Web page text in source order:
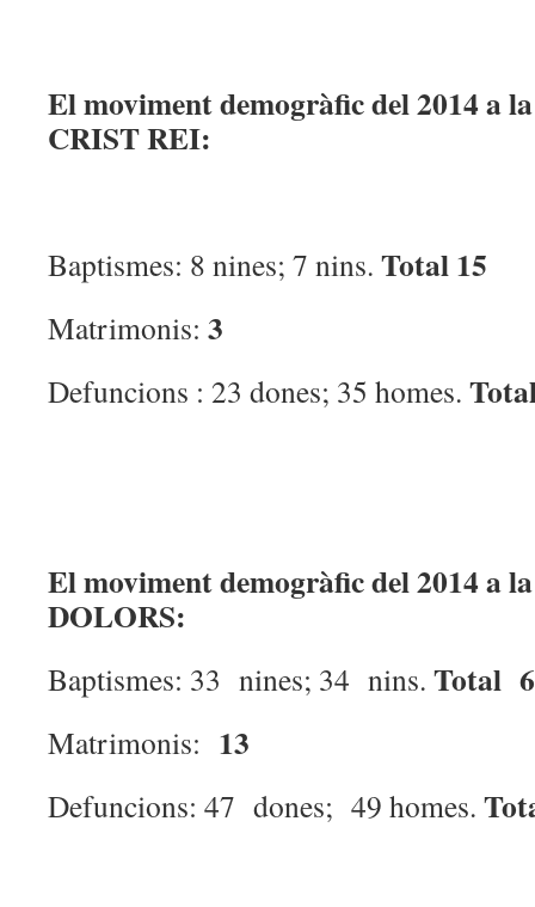
El moviment demogràfic del 2014 a
CRIST REI:
Baptismes: 8 nines; 7 nins. Total 15
Matrimonis: 3
Defuncions : 23 dones; 35 homes.
El moviment demogràfic del 2014 a
DOLORS:
Baptismes: 33 nines; 34 nins. Total
Matrimonis: 13
Defuncions: 47 dones; 49 homes.